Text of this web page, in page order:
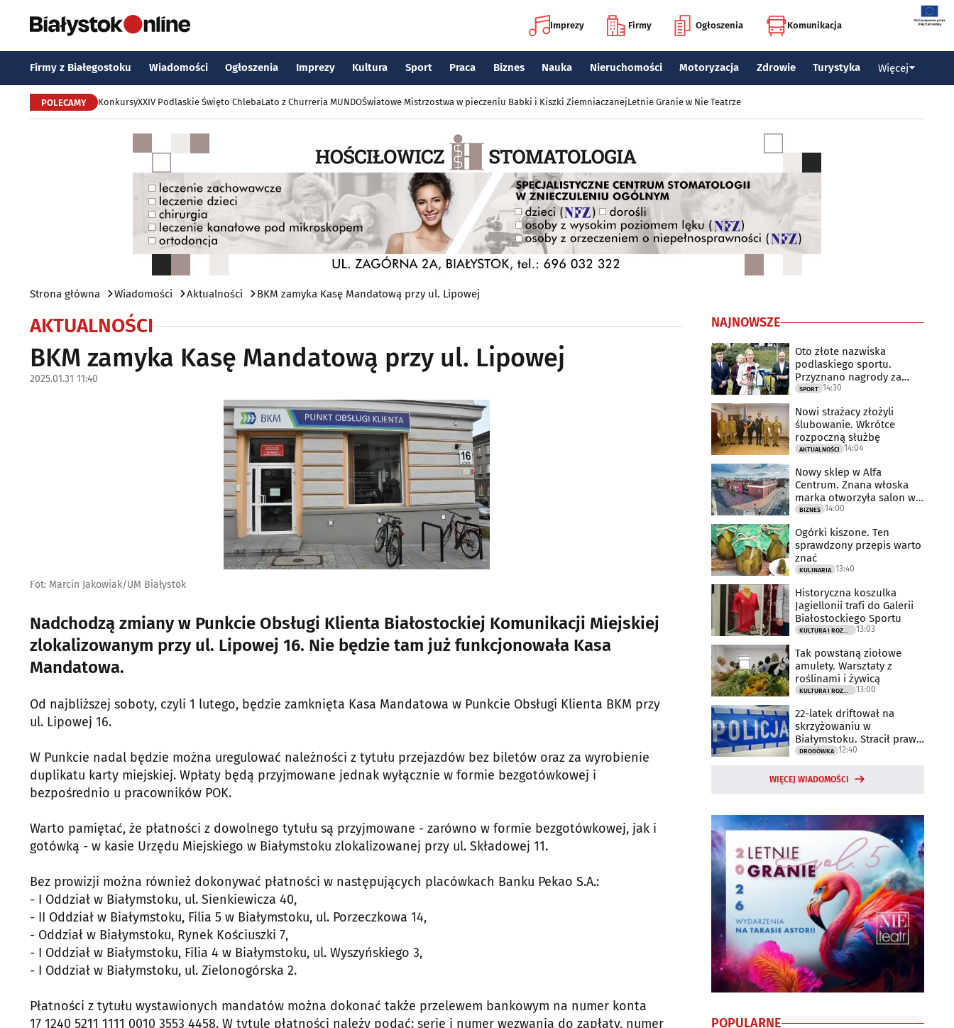
Imprezy Firmy Ogłoszenia Komunikacja
Firmy z Białegostoku Wiadomości Ogłoszenia Imprezy Kultura Sport Praca Biznes Nauka Nieruchomości Motoryzacja Zdrowie Turystyka Więcej
POLECAMY KonkursyXXIV Podlaskie Święto ChlebaLato z Churreria MUNDOŚwiatowe Mistrzostwa w pieczeniu Babki i Kiszki ZiemniaczanejLetnie Granie w Nie Teatrze
Strona główna Wiadomości Aktualności BKM zamyka Kasę Mandatową przy ul. Lipowej
AKTUALNOŚCI
BKM zamyka Kasę Mandatową przy ul. Lipowej
2025.01.31 11:40
Fot: Marcin Jakowiak/UM Białystok
Nadchodzą zmiany w Punkcie Obsługi Klienta Białostockiej Komunikacji Miejskiej
zlokalizowanym przy ul. Lipowej 16. Nie będzie tam już funkcjonowała Kasa
Mandatowa.
Od najbliższej soboty, czyli 1 lutego, będzie zamknięta Kasa Mandatowa w Punkcie Obsługi Klienta BKM przy
ul. Lipowej 16.
W Punkcie nadal będzie można uregulować należności z tytułu przejazdów bez biletów oraz za wyrobienie
duplikatu karty miejskiej. Wpłaty będą przyjmowane jednak wyłącznie w formie bezgotówkowej i
bezpośrednio u pracowników POK.
Warto pamiętać, że płatności z dowolnego tytułu są przyjmowane - zarówno w formie bezgotówkowej, jak i
gotówką - w kasie Urzędu Miejskiego w Białymstoku zlokalizowanej przy ul. Składowej 11.
Bez prowizji można również dokonywać płatności w następujących placówkach Banku Pekao S.A.:
- I Oddział w Białymstoku, ul. Sienkiewicza 40,
- II Oddział w Białymstoku, Filia 5 w Białymstoku, ul. Porzeczkowa 14,
- Oddział w Białymstoku, Rynek Kościuszki 7,
- I Oddział w Białymstoku, Filia 4 w Białymstoku, ul. Wyszyńskiego 3,
- I Oddział w Białymstoku, ul. Zielonogórska 2.
Płatności z tytułu wystawionych mandatów można dokonać także przelewem bankowym na numer konta
17 1240 5211 1111 0010 3553 4458. W tytule płatności należy podać: serię i numer wezwania do zapłaty, numer
NAJNOWSZE
Oto złote nazwiska
podlaskiego sportu.
Przyznano nagrody za
2025 rok
SPORT 14:30
Nowi strażacy złożyli
ślubowanie. Wkrótce
rozpoczną służbę
AKTUALNOŚCI 14:04
Nowy sklep w Alfa
Centrum. Znana włoska
marka otworzyła salon w
Białymstoku
BIZNES 14:00
Ogórki kiszone. Ten
sprawdzony przepis warto
znać
KULINARIA 13:40
Historyczna koszulka
Jagiellonii trafi do Galerii
Białostockiego Sportu
13:03
Tak powstaną ziołowe
amulety. Warsztaty z
roślinami i żywicą
13:00
22-latek driftował na
skrzyżowaniu w
Białymstoku. Stracił prawo
jazdy
DROGÓWKA 12:40
WIĘCEJ WIADOMOŚCI
POPULARNE